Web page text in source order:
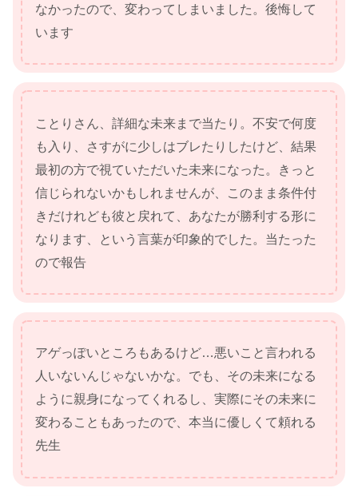
なかったので、変わってしまいました。後悔して
います
ことりさん、詳細な未来まで当たり。不安で何度
も入り、さすがに少しはブレたりしたけど、結果
最初の方で視ていただいた未来になった。きっと
信じられないかもしれませんが、このまま条件付
きだけれども彼と戻れて、あなたが勝利する形に
なります、という言葉が印象的でした。当たった
ので報告
アゲっぽいところもあるけど…悪いこと言われる
人いないんじゃないかな。でも、その未来になる
ように親身になってくれるし、実際にその未来に
変わることもあったので、本当に優しくて頼れる
先生